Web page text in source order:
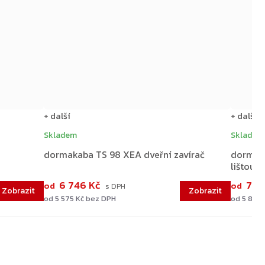
dormakaba TS 98 XEA dveřní zavírač
Skladem
od 5 575 Kč bez DPH
od 6 746 Kč
+ další
lištou
od 5 839
od 7
+ další